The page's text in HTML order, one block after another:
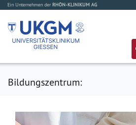
Ein Unternehmen der RHÖN-KLINIKUM AG
Bildungszentrum: